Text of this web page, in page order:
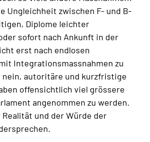
Ungleichheit zwischen F- und B-
Diplome leichter
sofort nach Ankunft in der
erst nach endlosen
Integrationsmassnahmen zu
nein, autoritäre und kurzfristige
offensichtlich viel grössere
angenommen zu werden.
Realität und der Würde der